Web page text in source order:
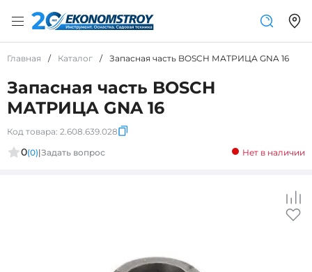
Главная / Каталог / Запасная часть BOSCH МАТРИЦА GNA 16
Запасная часть BOSCH
МАТРИЦА GNA 16
Код товара: 2.608.639.028
0(0)|Задать вопрос Нет в наличии